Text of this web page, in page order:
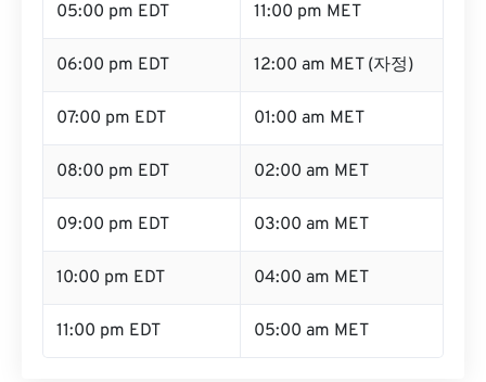
05:00 pm EDT 11:00 pm MET
06:00 pm EDT 12:00 am MET (자정)
07:00 pm EDT 01:00 am MET
08:00 pm EDT 02:00 am MET
09:00 pm EDT 03:00 am MET
10:00 pm EDT 04:00 am MET
11:00 pm EDT 05:00 am MET